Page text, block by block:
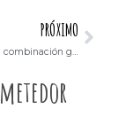
PRÓXIMO
STEM y artes: la combinación ganadora para su hijo